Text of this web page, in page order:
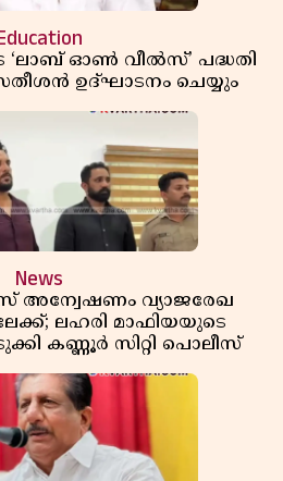
ഓൺ വീൽസ്’ പദ്ധതി
സതീശൻ ഉദ്ഘാടനം ചെയ്യും
News
അന്വേഷണം വ്യാജരേഖ
ലഹരി മാഫിയയുടെ
കണ്ണൂർ സിറ്റി പൊലീസ്